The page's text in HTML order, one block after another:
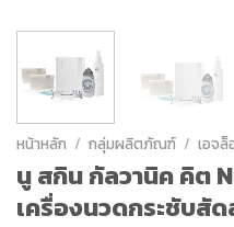
หน้าหลัก / กลุ่มผลิตภัณฑ์ / เอจล็
นู สกิน กัลวานิค คิต
เครื่องนวดกระชับสั